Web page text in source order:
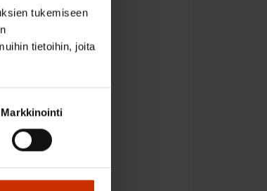
tukemiseen
tietoihin, joita
Markkinointi
Miksi